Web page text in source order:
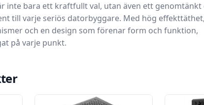
inte bara ett kraftfullt val, utan även ett genomtänkt
till varje seriös datorbyggare. Med hög effekttäthet,
och en design som förenar form och funktion,
på varje punkt.